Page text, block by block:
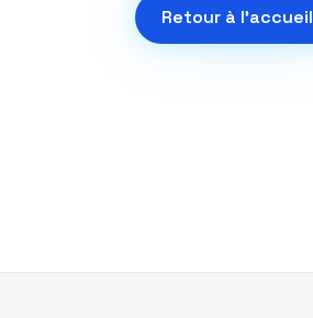
Retour à l'accueil